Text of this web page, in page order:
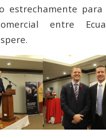
estrechamente
entre